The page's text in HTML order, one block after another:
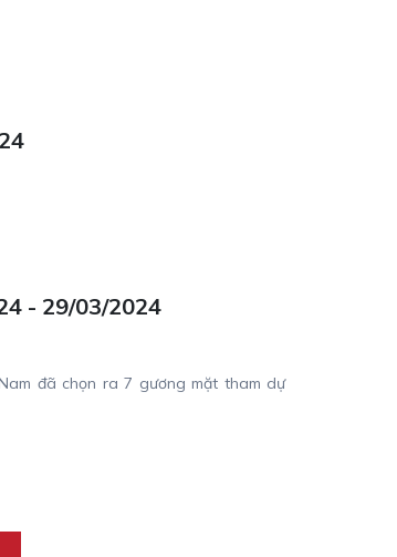
- 29/03/2024
đã chọn ra 7 gương mặt tham dự